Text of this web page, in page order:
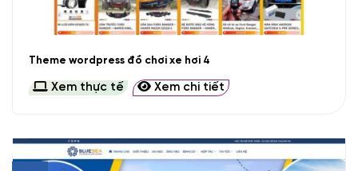
Theme wordpress đồ chơi xe hơi 4
Xem thực tế Xem chi tiết